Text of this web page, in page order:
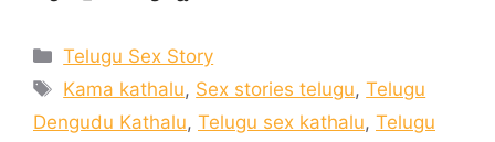
Categories
Telugu Sex Story
Tags
Kama kathalu, Sex stories telugu,Telugu
Dengudu Kathalu, Telugu sex kathalu, Telugu